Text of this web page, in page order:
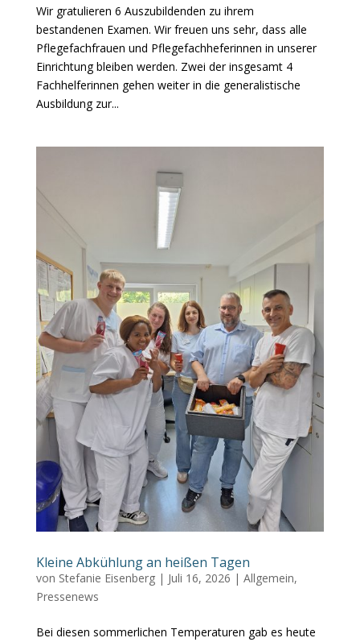
Wir gratulieren 6 Auszubildenden zu ihrem
bestandenen Examen. Wir freuen uns sehr, dass alle
Pflegefachfrauen und Pflegefachheferinnen in unserer
Einrichtung bleiben werden. Zwei der insgesamt 4
Fachhelferinnen gehen weiter in die generalistische
Ausbildung zur...
Kleine Abkühlung an heißen Tagen
von Stefanie Eisenberg| Juli 16, 2026 | Allgemein,
Pressenews
Bei diesen sommerlichen Temperaturen gab es heute